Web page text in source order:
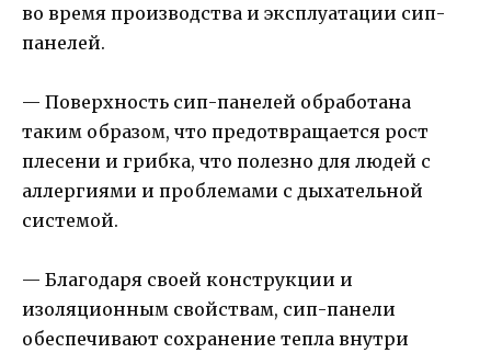
во время производства и эксплуатации сип-
панелей.
— Поверхность сип-панелей обработана
таким образом, что предотвращается рост
плесени и грибка, что полезно для людей с
аллергиями и проблемами с дыхательной
системой.
— Благодаря своей конструкции и
изоляционным свойствам, сип-панели
обеспечивают сохранение тепла внутри